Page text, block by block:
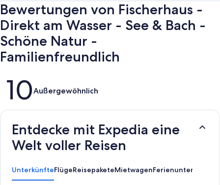
Bewertungen von Fischerhaus -
Direkt am Wasser - See & Bach -
Schöne Natur -
Familienfreundlich
Bewertungen
10Außergewöhnlich
Entdecke mit Expedia eine
Welt voller Reisen
UnterkünfteFlügeReisepaketeMietwagenFerienunterkünfte